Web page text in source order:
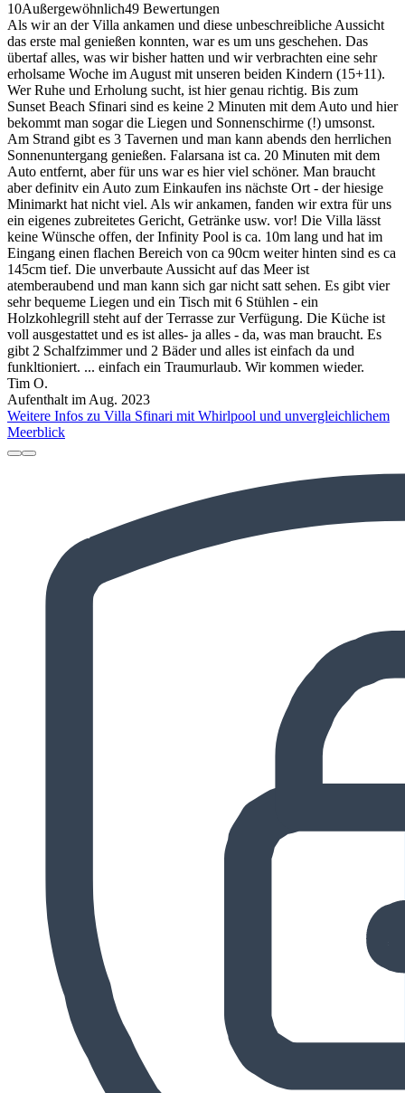
10Außergewöhnlich49 Bewertungen
Als wir an der Villa ankamen und diese unbeschreibliche Aussicht
das erste mal genießen konnten, war es um uns geschehen. Das
übertaf alles, was wir bisher hatten und wir verbrachten eine sehr
erholsame Woche im August mit unseren beiden Kindern (15+11).
Wer Ruhe und Erholung sucht, ist hier genau richtig. Bis zum
Sunset Beach Sfinari sind es keine 2 Minuten mit dem Auto und hier
bekommt man sogar die Liegen und Sonnenschirme (!) umsonst.
Am Strand gibt es 3 Tavernen und man kann abends den herrlichen
Sonnenuntergang genießen. Falarsana ist ca. 20 Minuten mit dem
Auto entfernt, aber für uns war es hier viel schöner. Man braucht
aber definitv ein Auto zum Einkaufen ins nächste Ort - der hiesige
Minimarkt hat nicht viel. Als wir ankamen, fanden wir extra für uns
ein eigenes zubreitetes Gericht, Getränke usw. vor! Die Villa lässt
keine Wünsche offen, der Infinity Pool is ca. 10m lang und hat im
Eingang einen flachen Bereich von ca 90cm weiter hinten sind es ca
145cm tief. Die unverbaute Aussicht auf das Meer ist
atemberaubend und man kann sich gar nicht satt sehen. Es gibt vier
sehr bequeme Liegen und ein Tisch mit 6 Stühlen - ein
Holzkohlegrill steht auf der Terrasse zur Verfügung. Die Küche ist
voll ausgestattet und es ist alles- ja alles - da, was man braucht. Es
gibt 2 Schalfzimmer und 2 Bäder und alles ist einfach da und
funkltioniert. ... einfach ein Traumurlaub. Wir kommen wieder.
Tim O.
Aufenthalt im Aug. 2023
Weitere Infos zu Villa Sfinari mit Whirlpool und unvergleichlichem
Meerblick